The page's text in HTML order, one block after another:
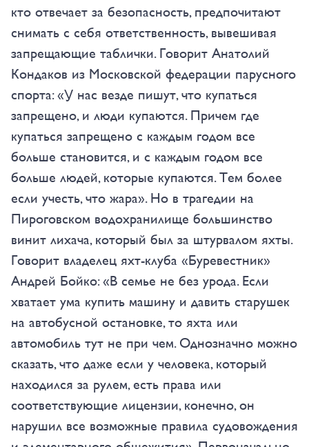
кто отвечает за безопасность, предпочитают
снимать с себя ответственность, вывешивая
запрещающие таблички. Говорит Анатолий
Кондаков из Московской федерации парусного
спорта: «У нас везде пишут, что купаться
запрещено, и люди купаются. Причем где
купаться запрещено с каждым годом все
больше становится, и с каждым годом все
больше людей, которые купаются. Тем более
если учесть, что жара». Но в трагедии на
Пироговском водохранилище большинство
винит лихача, который был за штурвалом яхты.
Говорит владелец яхт-клуба «Буревестник»
Андрей Бойко: «В семье не без урода. Если
хватает ума купить машину и давить старушек
на автобусной остановке, то яхта или
автомобиль тут не при чем. Однозначно можно
сказать, что даже если у человека, который
находился за рулем, есть права или
соответствующие лицензии, конечно, он
нарушил все возможные правила судовождения